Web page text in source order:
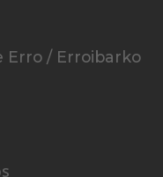
Erro / Erroibarko